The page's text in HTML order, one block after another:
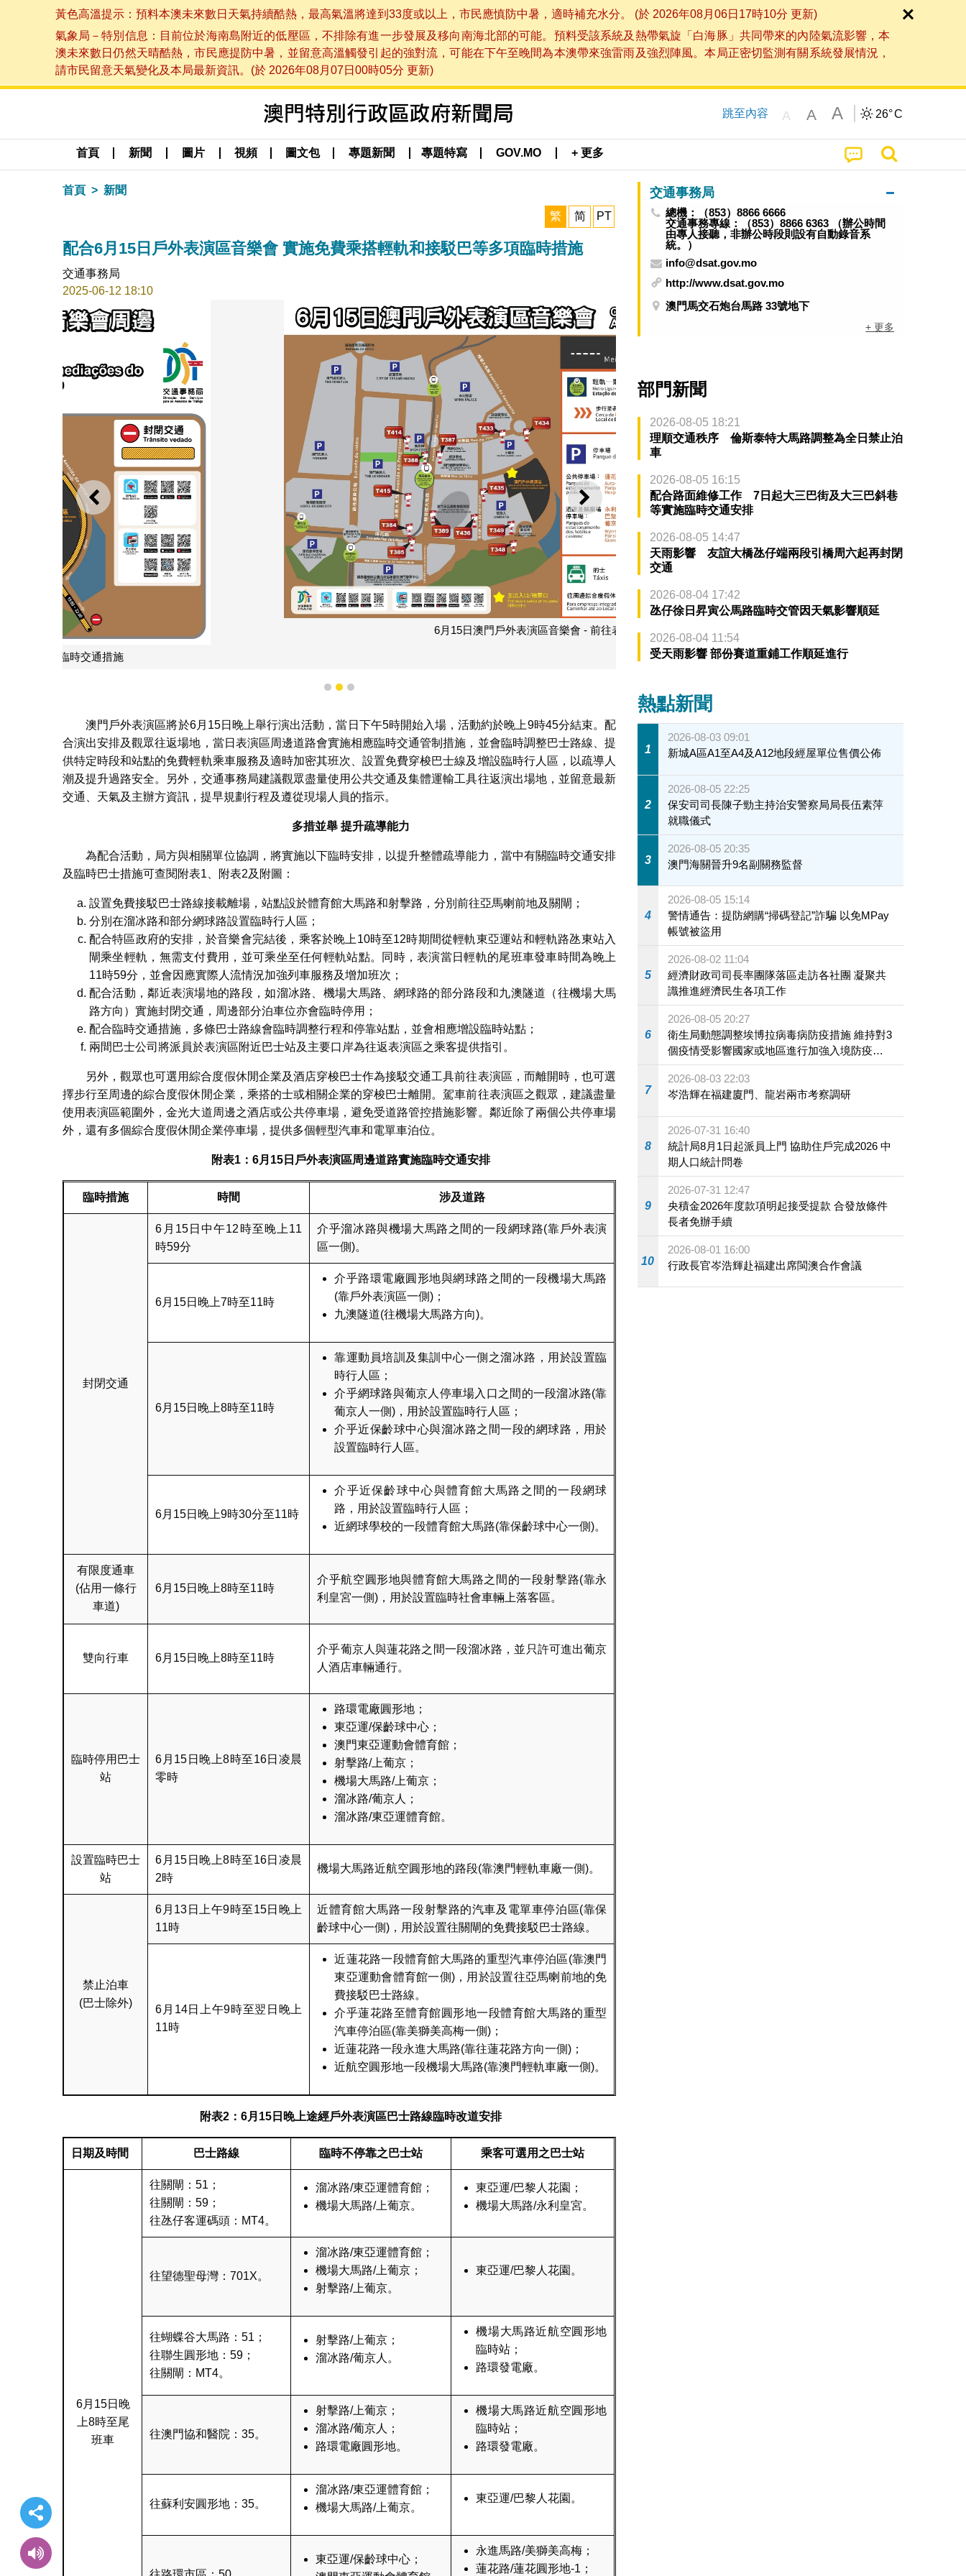
黃色高溫提示：預料本澳未來數日天氣持續酷熱，最高氣溫將達到33度或以上，市民應慎防中暑，適時補充水分。 (於 2026年08月06日17時10分 更新)
氣象局－特別信息：目前位於海南島附近的低壓區，不排除有進一步發展及移向南海北部的可能。預料受該系統及熱帶氣旋「白海豚」共同帶來的內陸氣流影響，本
澳未來數日仍然天晴酷熱，市民應提防中暑，並留意高溫觸發引起的強對流，可能在下午至晚間為本澳帶來強雷雨及強烈陣風。本局正密切監測有關系統發展情況，
請市民留意天氣變化及本局最新資訊。(於 2026年08月07日00時05分 更新)
跳至內容 A A A 26°C
首頁 新聞 圖片 視頻 圖文包 專題新聞 專題特寫 GOV.MO + 更多
首頁 新聞
繁 简 PT
配合6月15日戶外表演區音樂會 實施免費乘搭輕軌和接駁巴等多項臨時措施
交通事務局
2025-06-12 18:10
上一則 下一則
6月15日澳門戶外表演區音樂會 - 前往表演區交通方式
1 2 3
澳門戶外表演區將於6月15日晚上舉行演出活動，當日下午5時開始入場，活動約於晚上9時45分結束。配
合演出安排及觀眾往返場地，當日表演區周邊道路會實施相應臨時交通管制措施，並會臨時調整巴士路線、提
供特定時段和站點的免費輕軌乘車服務及適時加密其班次、設置免費穿梭巴士線及增設臨時行人區，以疏導人
潮及提升過路安全。另外，交通事務局建議觀眾盡量使用公共交通及集體運輸工具往返演出場地，並留意最新
交通、天氣及主辦方資訊，提早規劃行程及遵從現場人員的指示。
多措並舉 提升疏導能力
為配合活動，局方與相關單位協調，將實施以下臨時安排，以提升整體疏導能力，當中有關臨時交通安排
及臨時巴士措施可查閱附表1、附表2及附圖：
設置免費接駁巴士路線接載離場，站點設於體育館大馬路和射擊路，分別前往亞馬喇前地及關閘；
分別在溜冰路和部分網球路設置臨時行人區；
配合特區政府的安排，於音樂會完結後，乘客於晚上10時至12時期間從輕軌東亞運站和輕軌路氹東站入
閘乘坐輕軌，無需支付費用，並可乘坐至任何輕軌站點。同時，表演當日輕軌的尾班車發車時間為晚上
11時59分，並會因應實際人流情況加強列車服務及增加班次；
配合活動，鄰近表演場地的路段，如溜冰路、機場大馬路、網球路的部分路段和九澳隧道（往機場大馬
路方向）實施封閉交通，周邊部分泊車位亦會臨時停用；
配合臨時交通措施，多條巴士路線會臨時調整行程和停靠站點，並會相應增設臨時站點；
兩間巴士公司將派員於表演區附近巴士站及主要口岸為往返表演區之乘客提供指引。
另外，觀眾也可選用綜合度假休閒企業及酒店穿梭巴士作為接駁交通工具前往表演區，而離開時，也可選
擇步行至周邊的綜合度假休閒企業，乘搭的士或相關企業的穿梭巴士離開。駕車前往表演區之觀眾，建議盡量
使用表演區範圍外，金光大道周邊之酒店或公共停車場，避免受道路管控措施影響。鄰近除了兩個公共停車場
外，還有多個綜合度假休閒企業停車場，提供多個輕型汽車和電單車泊位。
附表1 ： 6月 15 日戶外表演區周邊道路實施臨時交通安排
臨時措施 時間 涉及道路
封閉交通
6月15日中午12時至晚上11
時59分
介乎溜冰路與機場大馬路之間的一段網球路(靠戶外表演
區一側)。
6月15日晚上7時至11時
介乎路環電廠圓形地與網球路之間的一段機場大馬路
(靠戶外表演區一側)；
九澳隧道(往機場大馬路方向)。
6月15日晚上8時至11時
靠運動員培訓及集訓中心一側之溜冰路，用於設置臨
時行人區；
介乎網球路與葡京人停車場入口之間的一段溜冰路(靠
葡京人一側)，用於設置臨時行人區；
介乎近保齡球中心與溜冰路之間一段的網球路，用於
設置臨時行人區。
6月15日晚上9時30分至11時
介乎近保齡球中心與體育館大馬路之間的一段網球
路，用於設置臨時行人區；
近網球學校的一段體育館大馬路(靠保齡球中心一側)。
有限度通車
(佔用一條行
車道)
6月15日晚上8時至11時
介乎航空圓形地與體育館大馬路之間的一段射擊路(靠永
利皇宮一側)，用於設置臨時社會車輛上落客區。
雙向行車 6月15日晚上8時至11時
介乎葡京人與蓮花路之間一段溜冰路，並只許可進出葡京
人酒店車輛通行。
臨時停用巴士
站
6月15日晚上8時至16日凌晨
零時
路環電廠圓形地；
東亞運/保齡球中心；
澳門東亞運動會體育館；
射擊路/上葡京；
機場大馬路/上葡京；
溜冰路/葡京人；
溜冰路/東亞運體育館。
設置臨時巴士
站
6月15日晚上8時至16日凌晨
2時
機場大馬路近航空圓形地的路段(靠澳門輕軌車廠一側)。
禁止泊車
(巴士除外)
6月13日上午9時至15日晚上
11時
近體育館大馬路一段射擊路的汽車及電單車停泊區(靠保
齡球中心一側)，用於設置往關閘的免費接駁巴士路線。
6月14日上午9時至翌日晚上
11時
近蓮花路一段體育館大馬路的重型汽車停泊區(靠澳門
東亞運動會體育館一側)，用於設置往亞馬喇前地的免
費接駁巴士路線。
介乎蓮花路至體育館圓形地一段體育館大馬路的重型
汽車停泊區(靠美獅美高梅一側)；
近蓮花路一段永進大馬路(靠往蓮花路方向一側)；
近航空圓形地一段機場大馬路(靠澳門輕軌車廠一側)。
附表2 ： 6月 15 日晚上途經戶外表演區巴士路線臨時改道安排
日期及時間 巴士路線 臨時不停靠之巴士站 乘客可選用之巴士站
6月15日晚
上8時至尾
班車
往關閘：51；
往關閘：59；
往氹仔客運碼頭：MT4。
溜冰路/東亞運體育館；
機場大馬路/上葡京。
東亞運/巴黎人花園；
機場大馬路/永利皇宮。
往望德聖母灣：701X。
溜冰路/東亞運體育館；
機場大馬路/上葡京；
射擊路/上葡京。
東亞運/巴黎人花園。
往蝴蝶谷大馬路：51；
往聯生圓形地：59；
往關閘：MT4。
射擊路/上葡京；
溜冰路/葡京人。
機場大馬路近航空圓形地
臨時站；
路環發電廠。
往澳門協和醫院：35。
射擊路/上葡京；
溜冰路/葡京人；
路環電廠圓形地。
機場大馬路近航空圓形地
臨時站；
路環發電廠。
往蘇利安圓形地：35。
溜冰路/東亞運體育館；
機場大馬路/上葡京。
東亞運/巴黎人花園。
東亞運/保齡球中心；
永進馬路/美獅美高梅；
蓮花路/蓮花圓形地-1；
交通事務局
總機：（853）8866 6666
交通事務專線：（853）8866 6363 （辦公時間
由專人接聽，非辦公時段則設有自動錄音系
統。）
info@dsat.gov.mo
http://www.dsat.gov.mo
澳門馬交石炮台馬路 33號地下
+ 更多
部門新聞
2026-08-05 18:21
理順交通秩序 倫斯泰特大馬路調整為全日禁止泊
車
2026-08-05 16:15
配合路面維修工作 7日起大三巴街及大三巴斜巷
等實施臨時交通安排
2026-08-05 14:47
天雨影響 友誼大橋氹仔端兩段引橋周六起再封閉
交通
2026-08-04 17:42
氹仔徐日昇寅公馬路臨時交管因天氣影響順延
2026-08-04 11:54
受天雨影響 部份賽道重鋪工作順延進行
熱點新聞
1
2026-08-03 09:01
新城A區A1至A4及A12地段經屋單位售價公佈
2
2026-08-05 22:25
保安司司長陳子勁主持治安警察局局長伍素萍
就職儀式
3
2026-08-05 20:35
澳門海關晉升9名副關務監督
4
2026-08-05 15:14
警情通告：提防網購“掃碼登記”詐騙 以免MPay
帳號被盜用
5
2026-08-02 11:04
經濟財政司司長率團隊落區走訪各社團 凝聚共
識推進經濟民生各項工作
6
2026-08-05 20:27
衛生局動態調整埃博拉病毒病防疫措施 維持對3
個疫情受影響國家或地區進行加強入境防疫措
施
7
2026-08-03 22:03
岑浩輝在福建廈門、龍岩兩市考察調研
8
2026-07-31 16:40
統計局8月1日起派員上門 協助住戶完成2026 中
期人口統計問卷
9
2026-07-31 12:47
央積金2026年度款項明起接受提款 合發放條件
長者免辦手續
10
2026-08-01 16:00
行政長官岑浩輝赴福建出席閩澳合作會議